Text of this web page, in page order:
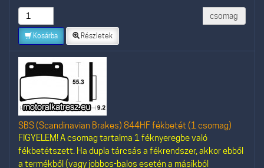
csomag
Kosárba Részletek
SBS (Scandinavian Brakes) 844HF fékbetét (1 csomag)
FIGYELEM! A csomag tartalma 1 féknyeregbe való
fékbetétszett. Ha dupla tárcsás a fékrendszer, akkor ebből
a termékből (vagy jobbos-balos esetén a másikból